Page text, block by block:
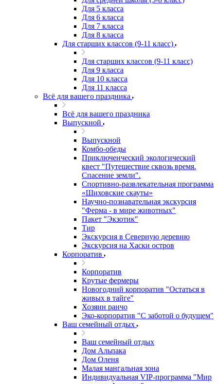
Для 5 класса
Для 6 класса
Для 7 класса
Для 8 класса
Для старших классов (9-11 класс)
Для старших классов (9-11 класс)
Для 9 класса
Для 10 класса
Для 11 класса
Всё для вашего праздника
Всё для вашего праздника
Выпускной
Выпускной
Комбо-обеды
Приключенческий экологический
квест "Путешествие сквозь время.
Спасение земли".
Спортивно-развлекательная программа
«Шиховские скауты»
Научно-познавательная экскурсия
"Ферма - в мире животных"
Пакет "Экзотик"
Тир
Экскурсия в Северную деревню
Экскурсия на Хаски остров
Корпоратив
Корпоратив
Крутые фермеры
Новогодний корпоратив "Остаться в
живых в тайге"
Хозяин ранчо
Эко-корпоратив "С заботой о будущем"
Ваш семейный отдых
Ваш семейный отдых
Дом Альпака
Дом Оленя
Малая мангальная зона
Индивидуальная VIP-программа "Мир